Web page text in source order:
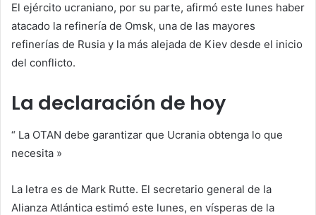
El ejército ucraniano, por su parte, afirmó este lunes haber
atacado la refinería de Omsk, una de las mayores
refinerías de Rusia y la más alejada de Kiev desde el inicio
del conflicto.
La declaración de hoy
“ La OTAN debe garantizar que Ucrania obtenga lo que
necesita »
La letra es de Mark Rutte. El secretario general de la
Alianza Atlántica estimó este lunes, en vísperas de la